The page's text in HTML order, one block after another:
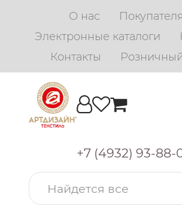
О нас
Электронные каталоги
Контакты
+7 (4932) 93-88-